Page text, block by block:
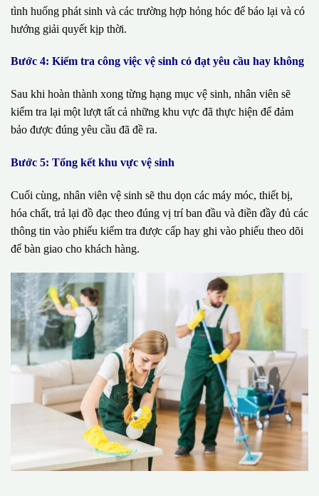
tình huống phát sinh và các trường hợp hỏng hóc để báo lại và có
hướng giải quyết kịp thời.
Bước 4: Kiểm tra công việc vệ sinh có đạt yêu cầu hay không
Sau khi hoàn thành xong từng hạng mục vệ sinh, nhân viên sẽ
kiểm tra lại một lượt tất cả những khu vực đã thực hiện để đảm
bảo được đúng yêu cầu đã đề ra.
Bước 5: Tổng kết khu vực vệ sinh
Cuối cùng, nhân viên vệ sinh sẽ thu dọn các máy móc, thiết bị,
hóa chất, trả lại đồ đạc theo đúng vị trí ban đầu và điền đầy đủ các
thông tin vào phiếu kiểm tra được cấp hay ghi vào phiếu theo dõi
để bàn giao cho khách hàng.